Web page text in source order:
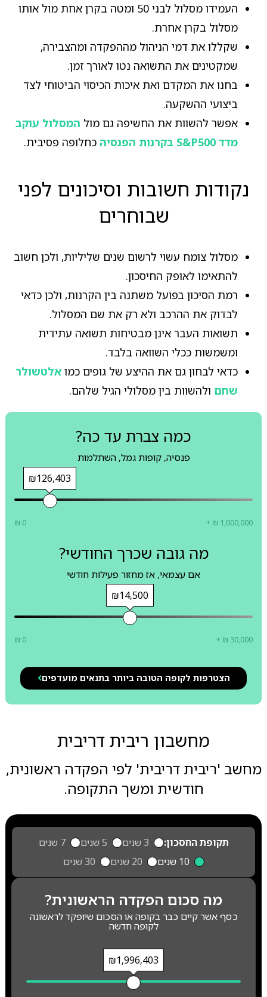
העמידו מסלול לבני 50 ומטה בקרן אחת מול אותו
מסלול בקרן אחרת.
שקללו את דמי הניהול מההפקדה ומהצבירה,
שמקטינים את התשואה נטו לאורך זמן.
בחנו את המקדם ואת איכות הכיסוי הביטוחי לצד
ביצועי ההשקעה.
אפשר להשוות את החשיפה גם מול המסלול עוקב
מדד S&P500 בקרנות הפנסיה
כחלופה פסיבית.
נקודות חשובות וסיכונים לפני
שבוחרים
מסלול צומח עשוי לרשום שנים שליליות, ולכן חשוב
להתאימו לאופק החיסכון.
רמת הסיכון בפועל משתנה בין הקרנות, ולכן כדאי
לבדוק את ההרכב ולא רק את שם המסלול.
תשואות העבר אינן מבטיחות תשואה עתידית
ומשמשות ככלי השוואה בלבד.
כדאי לבחון גם את ההיצע של גופים כמו אלטשולר
שחם ולהשוות בין מסלולי הגיל שלהם.
כמה צברת עד כה?
פנסיה, קופות גמל, השתלמות
₪126,403
₪ 0 + ₪ 1,000,000
מה גובה שכרך החודשי?
אם עצמאי, אז מחזור פעילות חודשי
₪14,500
₪ 0 + ₪ 30,000
הצטרפות לקופה הטובה ביותר בתנאים מועדפים
מחשבון ריבית דריבית
מחשב 'ריבית דריבית' לפי הפקדה ראשונית,
חודשית ומשך התקופה.
תקופת החסכון: 3 שנים 5 שנים
7 שנים
10 שנים
20 שנים 30 שנים
מה סכום הפקדה הראשונית?
כסף אשר קיים כבר בקופה או הסכום שיופקד לראשונה
לקופה חדשה
₪1,996,403